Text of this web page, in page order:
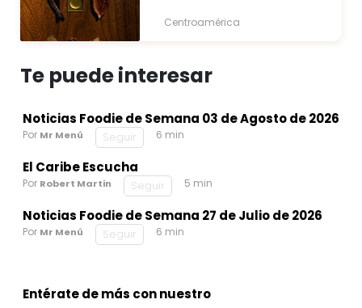
Centroamérica
Te puede interesar
Noticias Foodie de Semana 03 de Agosto de 2026
Por Mr Menú Seguir 6 min
El Caribe Escucha
Por Robert Martin Seguir 5 min
Noticias Foodie de Semana 27 de Julio de 2026
Por Mr Menú Seguir 6 min
Entérate de más con nuestro